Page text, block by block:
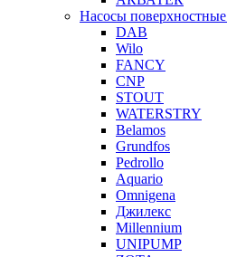
Насосы поверхностные
DAB
Wilo
FANCY
CNP
STOUT
WATERSTRY
Belamos
Grundfos
Pedrollo
Aquario
Omnigena
Джилекс
Millennium
UNIPUMP